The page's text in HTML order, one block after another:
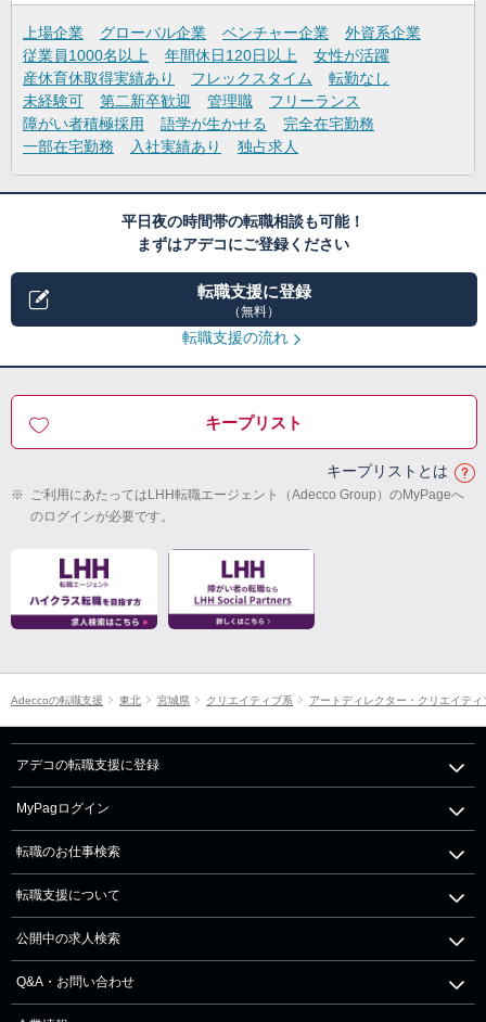
上場企業 グローバル企業 ベンチャー企業
外資系企業
従業員1000名以上
年間休日120日以上
女性が活躍
産休育休取得実績あり
フレックスタイム
転勤なし
未経験可
第二新卒歓迎 管理職
フリーランス
障がい者積極採用
語学が生かせる
完全在宅勤務
一部在宅勤務
入社実績あり 独占求人
平日夜の時間帯の転職相談も可能！
まずはアデコにご登録ください
転職支援に登録
（無料）
転職支援の流れ
キープリスト
キープリストとは
※ ご利用にあたってはLHH転職エージェント（Adecco Group）のMyPageへ
のログインが必要です。
Adeccoの転職支援 東北 宮城県 クリエイティブ系 アートディレクター・クリエイテ
アデコの転職支援に登録
MyPagログイン
転職のお仕事検索
転職支援について
公開中の求人検索
Q&A・お問い合わせ